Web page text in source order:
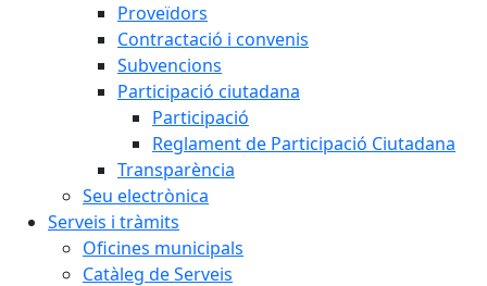
Proveïdors
Contractació i convenis
Subvencions
Participació ciutadana
Participació
Reglament de Participació Ciutadana
Transparència
Seu electrònica
Serveis i tràmits
Oficines municipals
Catàleg de Serveis